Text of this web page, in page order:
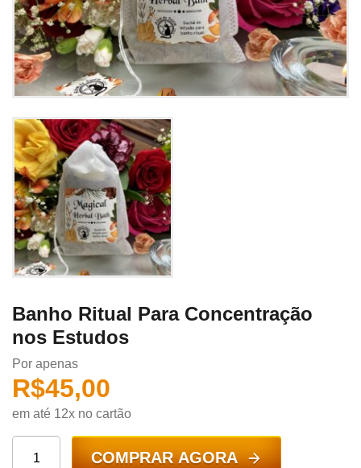
Banho Ritual Para Concentração
nos Estudos
Por apenas
R$45,00
em até 12x no cartão
COMPRAR AGORA